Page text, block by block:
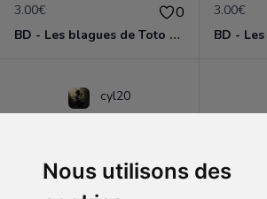
Nous utilisons des
3.00€ 0
BD - Les blagues de Toto - L'école des vannes - Tome 1
3.00€
cyl20